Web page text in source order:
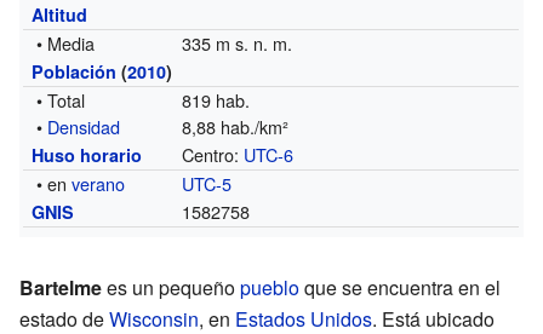
Altitud
• Media 335 m s. n. m.
Población (2010)
• Total
819 hab.
• Densidad 8,88 hab./km²
Huso horario Centro: UTC-6
• enverano UTC-5
GNIS 1582758
Bartelmees un pequeñopuebloque se encuentra en el
estado deWisconsin, en Estados Unidos. Está ubicado